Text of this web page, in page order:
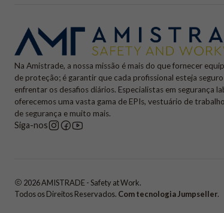
Na Amistrade, a nossa missão é mais do que fornecer
de proteção; é garantir que cada profissional esteja
enfrentar os desafios diários. Especialistas em segurança
oferecemos uma vasta gama de EPIs, vestuário de
de segurança e muito mais.
Siga-nos
2026 AMISTRADE - Safety at Work.
Todos os Direitos Reservados. Com tecnologia Jumpseller.